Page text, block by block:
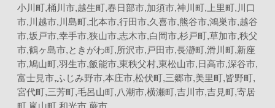
小川町,桶川市,越生町,春日部市,加須市,神川町,上里町,川口
市,川越市,川島町,北本市,行田市,久喜市,熊谷市,鴻巣市,越谷
市,坂戸市,幸手市,狭山市,志木市,白岡市,杉戸町,草加市,秩父
市,鶴ヶ島市,ときがわ町,所沢市,戸田市,長瀞町,滑川町,新座
市,鳩山町,羽生市,飯能市,東秩父村,東松山市,日高市,深谷市,
富士見市,ふじみ野市,本庄市,松伏町,三郷市,美里町,皆野町,
宮代町,三芳町,毛呂山町,八潮市,横瀬町,吉川市,吉見町,寄居